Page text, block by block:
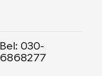
Bel: 030-
6868277